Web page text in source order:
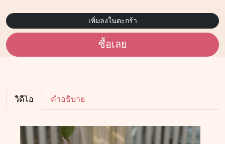
เพิ่มลงในตะกร้า
ซื้อเลย
วิดีโอ คำอธิบาย